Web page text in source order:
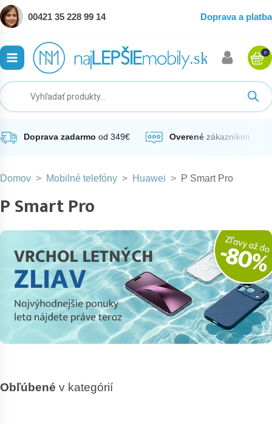
00421 35 228 99 14 Doprava a platba
0
Doprava zadarmo od 349€ Overené zákazníkmi
Domov > Mobilné telefóny > Huawei > P Smart Pro
P Smart Pro
Obľúbené v kategórií